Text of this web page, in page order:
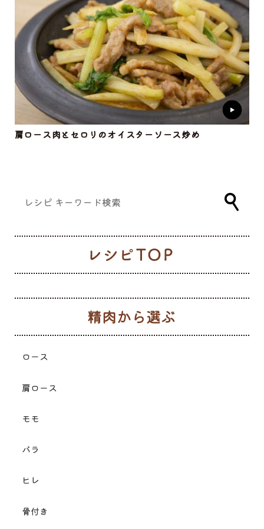
肩ロース肉とセロリのオイスターソース炒め
ロース
肩ロース
モモ
バラ
ヒレ
骨付き